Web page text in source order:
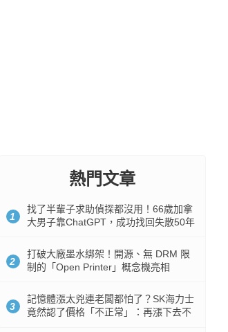
熱門文章
1
找了半輩子求助偵探都沒用！66歲加拿
大男子靠ChatGPT，成功找回失散50年
2
打破大廠墨水綁架！開源、無 DRM 限
制的「Open Printer」概念機亮相
3
記憶體漲太兇連老闆都怕了？SK海力士
竟然認了價格「不正常」：再漲下去不